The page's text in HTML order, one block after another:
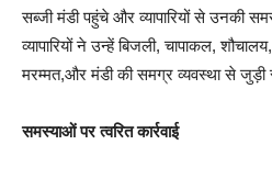
सब्जी मंडी पहुंचे और व्यापारियों से उनकी
व्यापारियों ने उन्हें बिजली, चापाकल,
मरम्मत,और मंडी की समग्र व्यवस्था से
समस्याओं पर त्वरित कार्रवाई